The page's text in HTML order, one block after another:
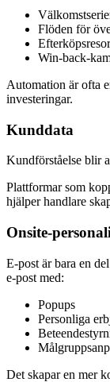
Flöden för
Efterköpsresor
Win-back-
Automation är ofta
investeringar.
Kunddata
Kundförståelse blir
Plattformar som
hjälper handlare
Onsite-
E-post är bara en
e-post med:
Popups
Personliga
Det skapar en mer